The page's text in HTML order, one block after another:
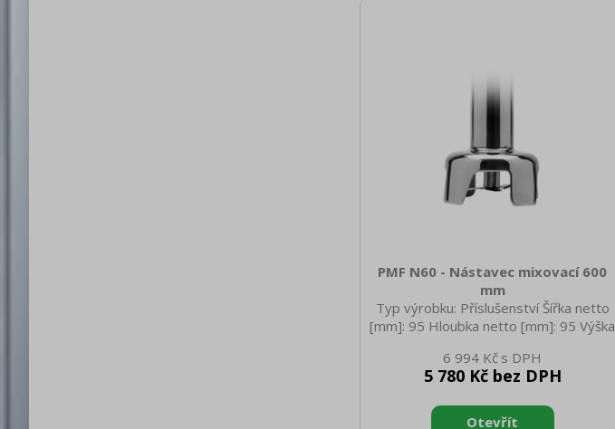
PMF N60 - Nástavec mixovací 600
mm
Typ výrobku: Příslušenství Šířka netto
[mm]: 95 Hloubka netto [mm]: 95 Výška
1.75 Šířka brutto [mm]: 100 Hloubka
brutto [mm]: 95 Výška brutto [mm]:
6 994 Kč
5 780 Kč bez DPH